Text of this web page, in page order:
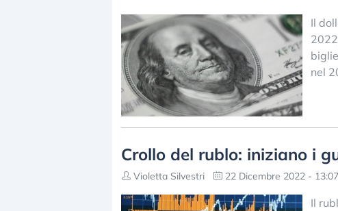
Il
nel
Crollo del rublo: iniziano i
Violetta Silvestri 22 Dicembre 2022 - 13:07
Il